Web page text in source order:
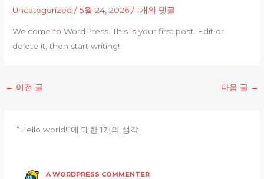
Uncategorized /5월 24, 2026/1개의 댓글
Welcome to WordPress. This is your first post. Edit or
delete it, then start writing!
← 이전 글 다음 글 →
“Hello world!”에 대한 1개의 생각
A WORDPRESS COMMENTER